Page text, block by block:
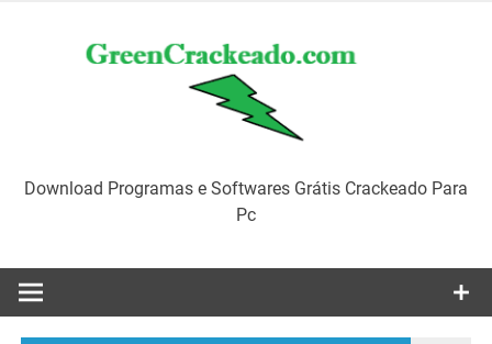
Download Programas e Softwares Grátis Crackeado Para
Pc